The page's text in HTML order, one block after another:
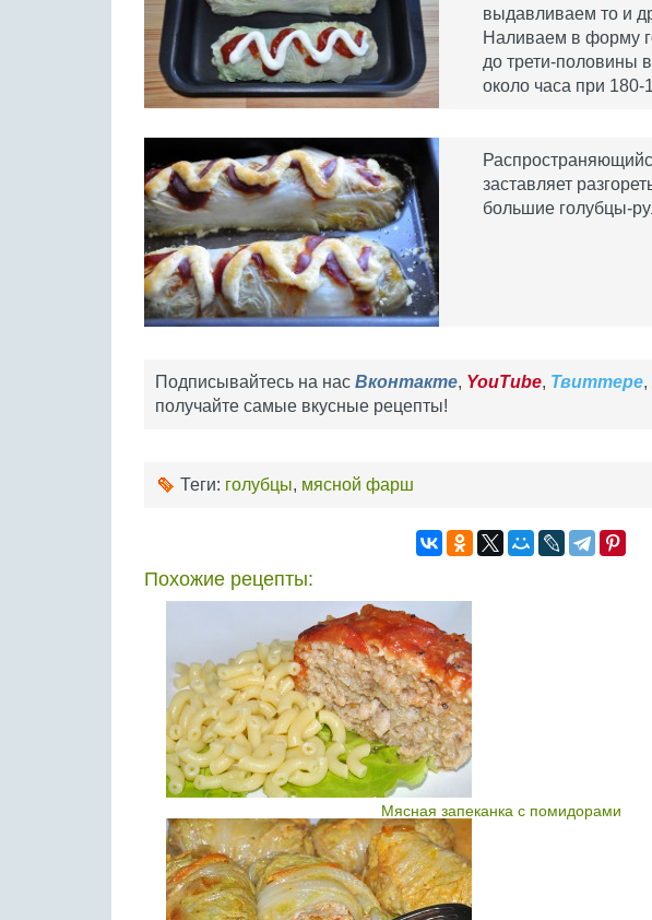
выдавливаем то и
Наливаем в форму
до трети-половины
около часа при 180-
заставляет
большие голубцы-
Подписывайтесь на нас Вконтакте, YouTube, Твиттере,
получайте самые вкусные рецепты!
Теги: голубцы, мясной фарш
Похожие рецепты:
Мясная запеканка с помидорами